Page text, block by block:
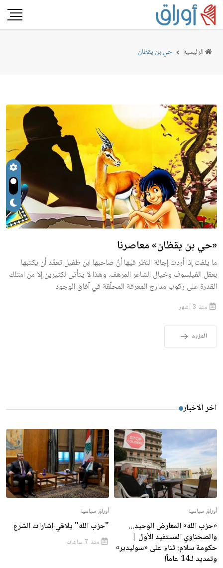
الرئيسية حي بن يقظان
«حي بن يقظان» معاصرنا
ما يلفت إذا أردت إجالة النظر فيها أنَّ صاحبها ابن طفيل تعمّد أن يكتبها
بعقل الفيلسوف وخيال الشاعر المرهف. وهذا لا يتأتى لكثيرين إلا من امتلك
القدرة على ركوب مدارج المعرفة المحلّقة في آفاق الوجود
منذ 3 أشهر
المزيد
اخر الاخبار
أوراق سياسية
«حزب الله» المعارض الوحيد...
والصحناوي المستفيد الأول |
حكومة سلام: ثناء على «سوليدير»
وتمديد لـ14 عاماً!
أوراق سياسية
"حزب الله" يلاقي إشارات الشرع
منذ 7 ساعات